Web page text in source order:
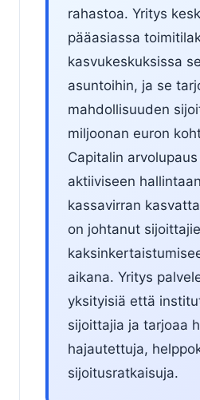
rahastoa. Yritys
pääasiassa
kasvukeskuksissa
asuntoihin, ja se
mahdollisuuden
miljoonan euron
Capitalin
aktiiviseen
kassavirran
on johtanut
aikana. Yritys
yksityisiä että
sijoittajia ja tarjoaa
hajautettuja,
sijoitusratkaisuja.